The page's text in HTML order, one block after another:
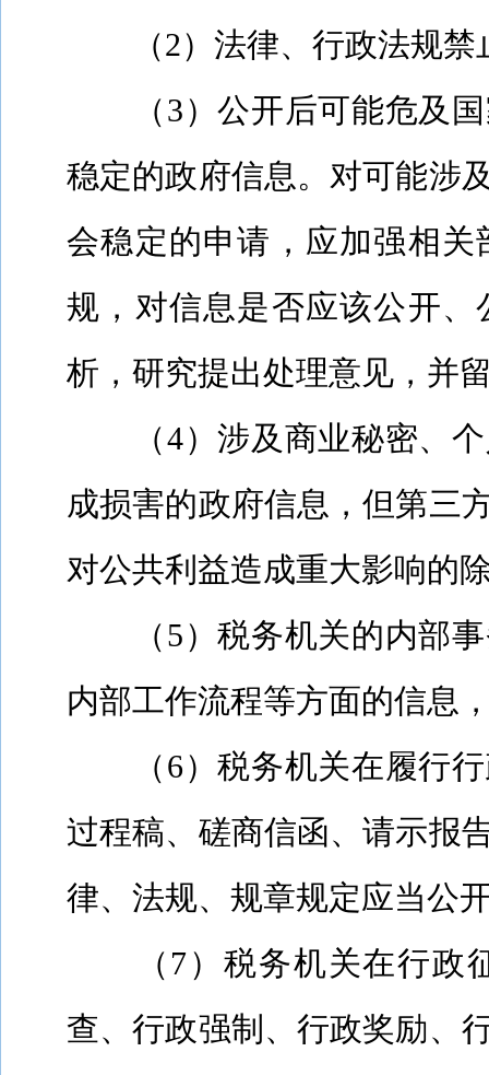
（2）法律、行政法规
（3）公开后可能危及
稳定的政府信息。对可能涉
会稳定的申请，应加强相
规，对信息是否应该公开
析，研究提出处理意见，并
（4）涉及商业秘密、
成损害的政府信息，但第三
对公共利益造成重大影响的
（5）税务机关的内部
内部工作流程等方面的信息
（6）税务机关在履行
过程稿、磋商信函、请示报
律、法规、规章规定应当公
（ 7）税务机关在行政
查、行政强制、行政奖励、